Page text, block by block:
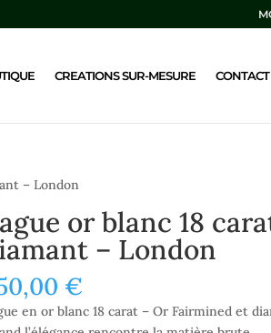
CREATIONS SUR-MESURE CONTACT
– London
or blanc 18
– London
€
en or blanc 18 carat – Or Fairmined et